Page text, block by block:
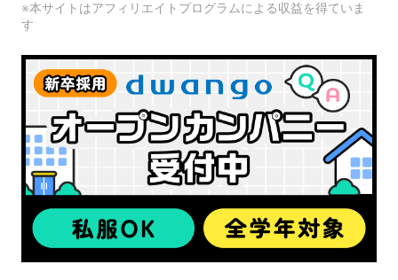
※本サイトはアフィリエイトプログラムによる収益を得ていま
す